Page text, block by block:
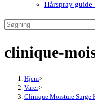
Hårspray guide
clinique-
Hjem>
Varer>
Clinique Moisture Surge